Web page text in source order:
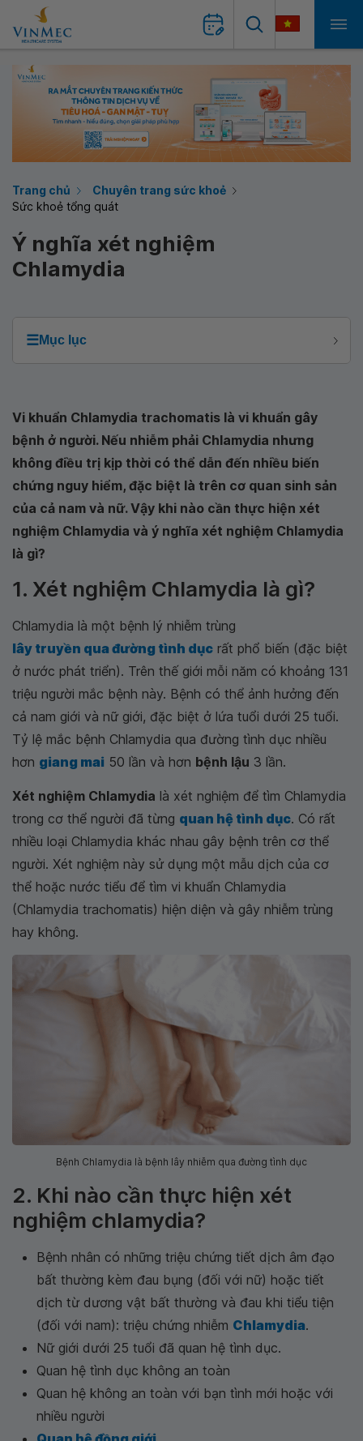
Trang chủ
Chuyên trang sức khoẻ
Sức khoẻ tổng quát
Ý nghĩa xét nghiệm
Chlamydia
☰Mục lục
Vi khuẩn Chlamydia trachomatis là vi khuẩn gây
bệnh ở người. Nếu nhiễm phải Chlamydia nhưng
không điều trị kịp thời có thể dẫn đến nhiều biến
chứng nguy hiểm, đặc biệt là trên cơ quan sinh sản
của cả nam và nữ. Vậy khi nào cần thực hiện xét
nghiệm Chlamydia và ý nghĩa xét nghiệm Chlamydia
là gì?
1. Xét nghiệm Chlamydia là gì?
Chlamydia là một bệnh lý nhiễm trùng
lây truyền qua đường tình dục rất phổ biến (đặc biệt
ở nước phát triển). Trên thế giới mỗi năm có khoảng 131
triệu người mắc bệnh này. Bệnh có thể ảnh hưởng đến
cả nam giới và nữ giới, đặc biệt ở lứa tuổi dưới 25 tuổi.
Tỷ lệ mắc bệnh Chlamydia qua đường tình dục nhiều
hơn giang mai 50 lần và hơn bệnh lậu 3 lần.
Xét nghiệm Chlamydia là xét nghiệm để tìm Chlamydia
trong cơ thể người đã từng quan hệ tình dục. Có rất
nhiều loại Chlamydia khác nhau gây bệnh trên cơ thể
người. Xét nghiệm này sử dụng một mẫu dịch của cơ
thể hoặc nước tiểu để tìm vi khuẩn Chlamydia
(Chlamydia trachomatis) hiện diện và gây nhiễm trùng
hay không.
Bệnh Chlamydia là bệnh lây nhiễm qua đường tình dục
2. Khi nào cần thực hiện xét
nghiệm chlamydia?
Bệnh nhân có những triệu chứng tiết dịch âm đạo
bất thường kèm đau bụng (đối với nữ) hoặc tiết
dịch từ dương vật bất thường và đau khi tiểu tiện
(đối với nam): triệu chứng nhiễm Chlamydia.
Nữ giới dưới 25 tuổi đã quan hệ tình dục.
Quan hệ tình dục không an toàn
Quan hệ không an toàn với bạn tình mới hoặc với
nhiều người